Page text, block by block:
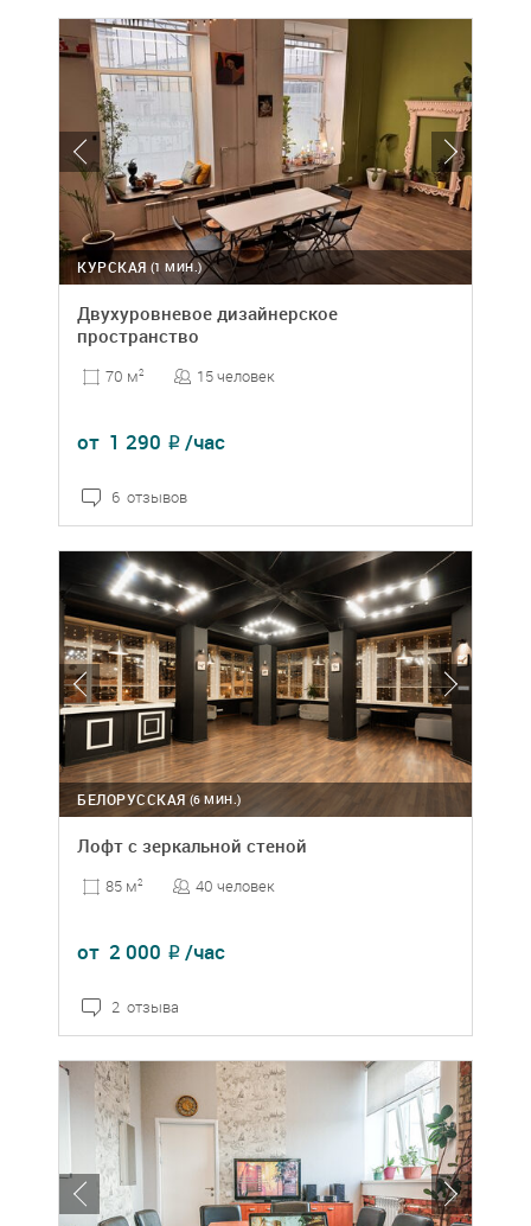
(1 МИН.)
КУРСКАЯ
Двухуровневое дизайнерское
пространство
70 м2 15 человек
от 1 290 ₽ /час
6 отзывов
(6 МИН.)
БЕЛОРУССКАЯ
Лофт с зеркальной стеной
85 м2 40 человек
от 2 000 ₽ /час
2 отзыва